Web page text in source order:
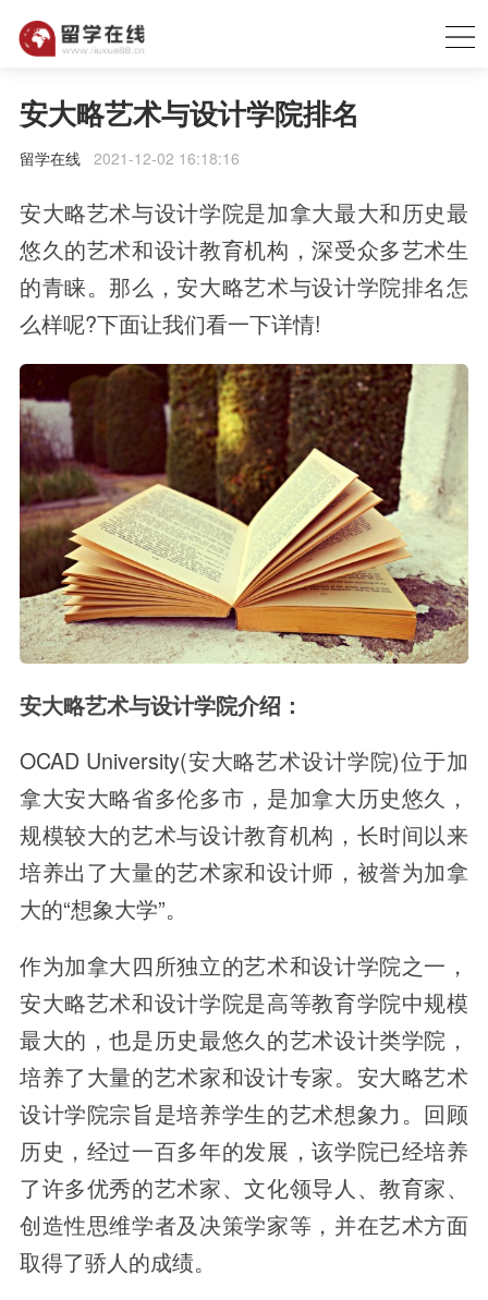
安大略艺术与设计学院排名
留学在线2021-12-02 16:18:16
安大略艺术与设计学院是加拿大最大和历史最
悠久的艺术和设计教育机构，深受众多艺术生
的青睐。那么，安大略艺术与设计学院排名怎
么样呢?下面让我们看一下详情!
安大略艺术与设计学院介绍：
OCAD University(安大略艺术设计学院)位于加
拿大安大略省多伦多市，是加拿大历史悠久，
规模较大的艺术与设计教育机构，长时间以来
培养出了大量的艺术家和设计师，被誉为加拿
大的“想象大学”。
作为加拿大四所独立的艺术和设计学院之一，
安大略艺术和设计学院是高等教育学院中规模
最大的，也是历史最悠久的艺术设计类学院，
培养了大量的艺术家和设计专家。安大略艺术
设计学院宗旨是培养学生的艺术想象力。回顾
历史，经过一百多年的发展，该学院已经培养
了许多优秀的艺术家、文化领导人、教育家、
创造性思维学者及决策学家等，并在艺术方面
取得了骄人的成绩。